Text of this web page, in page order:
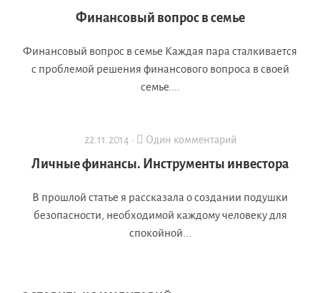
Финансовый вопрос в семье
Финансовый вопрос в семье Каждая пара сталкивается
с проблемой решения финансового вопроса в своей
семье....
22.11.2014 · Один комментарий
Личные финансы. Инструменты инвестора
В прошлой статье я рассказала о создании подушки
безопасности, необходимой каждому человеку для
спокойной...